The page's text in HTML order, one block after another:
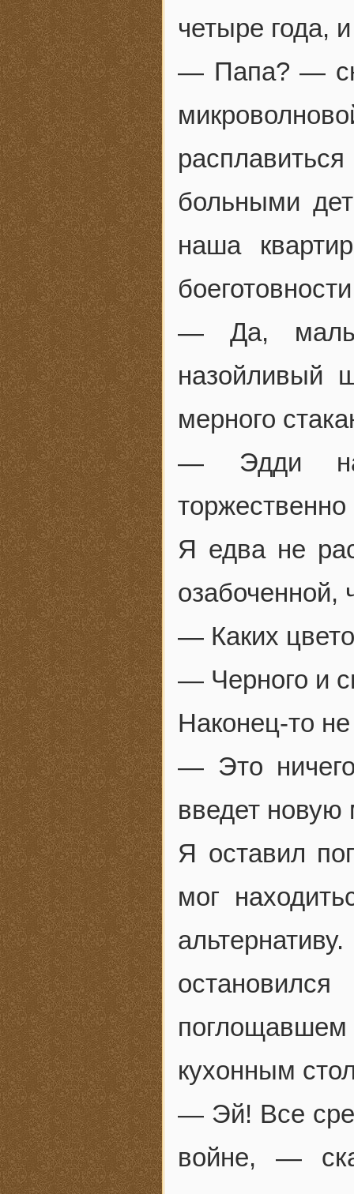
четыре года,
— Папа? —
больными
наша
— Да,
назойливый
мерного
— Эдди
Я едва не
озабоченной,
— Каких
— Черного и
Наконец-то
— Это
введет новую
Я оставил
мог
кухонным
— Эй! Все
войне, —